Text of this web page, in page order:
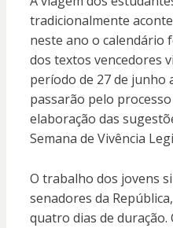
tradicionalmente
neste ano o calendário
dos textos vencedores
período de 27 de junho
passarão pelo
elaboração das
Semana de Vivência
O trabalho dos jovens
senadores da
quatro dias de duração.